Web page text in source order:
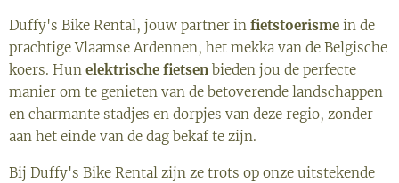
Duffy's Bike Rental, jouw partner in fietstoerisme in de
prachtige Vlaamse Ardennen, het mekka van de Belgische
koers. Hun elektrische fietsen bieden jou de perfecte
manier om te genieten van de betoverende landschappen
en charmante stadjes en dorpjes van deze regio, zonder
aan het einde van de dag bekaf te zijn.
Bij Duffy's Bike Rental zijn ze trots op onze uitstekende